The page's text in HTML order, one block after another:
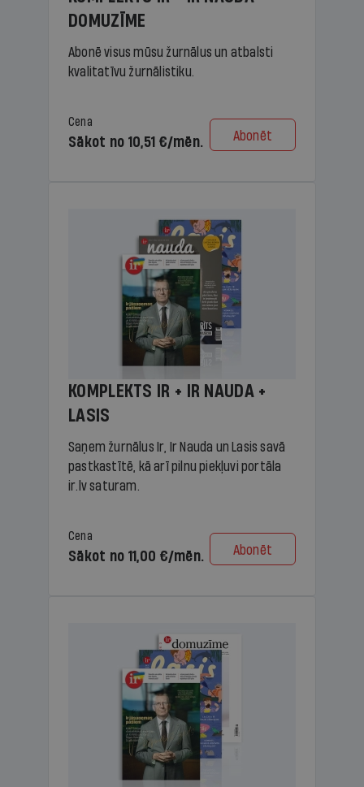
DOMUZĪME
Abonē visus mūsu žurnālus un atbalsti
kvalitatīvu žurnālistiku.
Cena
Sākot no 10,51 €/mēn. Abonēt
KOMPLEKTS IR + IR NAUDA +
LASIS
Saņem žurnālus Ir, Ir Nauda un Lasis savā
pastkastītē, kā arī pilnu piekļuvi portāla
ir.lv saturam.
Cena
Sākot no 11,00 €/mēn. Abonēt